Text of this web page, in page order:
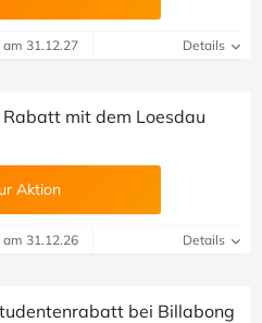
am 31.12.27 Details
Rabatt mit dem Loesdau
Aktion
am 31.12.26 Details
bei Billabong